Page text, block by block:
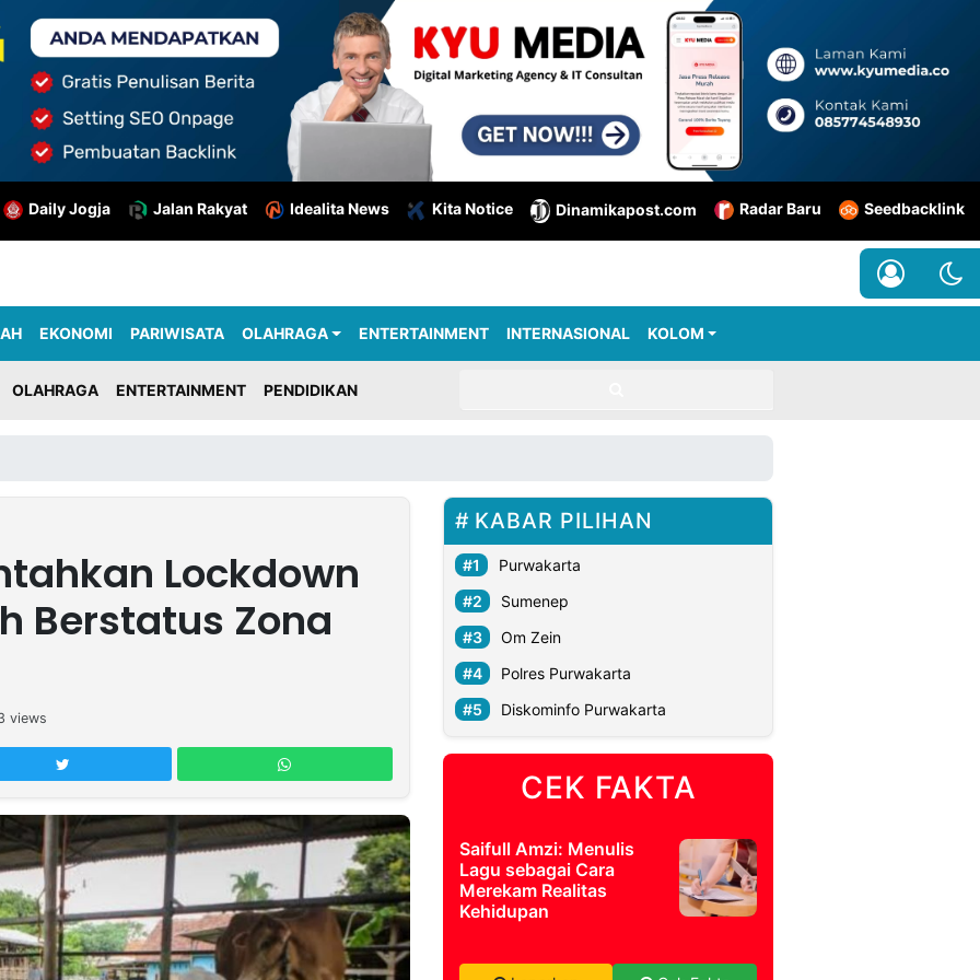
Daily Jogja Jalan Rakyat Idealita News Kita Notice Dinamikapost.com Radar Baru Seedbacklink
EKONOMI PARIWISATA OLAHRAGA ENTERTAINMENT INTERNASIONAL KOLOM
OLAHRAGA ENTERTAINMENT PENDIDIKAN
Lockdown
Berstatus Zona
views
KABAR PILIHAN
Purwakarta
Sumenep
Om Zein
Polres Purwakarta
Diskominfo Purwakarta
CEK FAKTA
Saifull Amzi: Menulis
Lagu sebagai Cara
Merekam Realitas
Kehidupan